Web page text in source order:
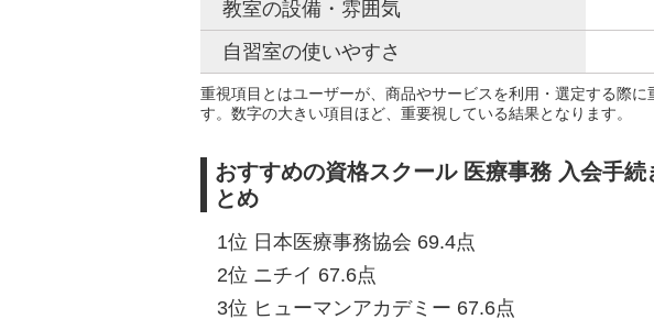
教室の設備・雰囲気
自習室の使いやすさ
重視項目とはユーザーが、商品やサービスを利用・選定する際
す。数字の大きい項目ほど、重要視している結果となります。
おすすめの資格スクール 医療事務 入会手続
とめ
1位 日本医療事務協会 69.4点
2位 ニチイ 67.6点
3位 ヒューマンアカデミー 67.6点